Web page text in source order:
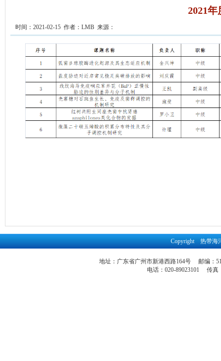
2021
时间：2021-02-15 作者：LMB 来源：
Copyright 热带海
地址：广东省广州市新港西路164号 邮编：
电话：020-89023101 传真